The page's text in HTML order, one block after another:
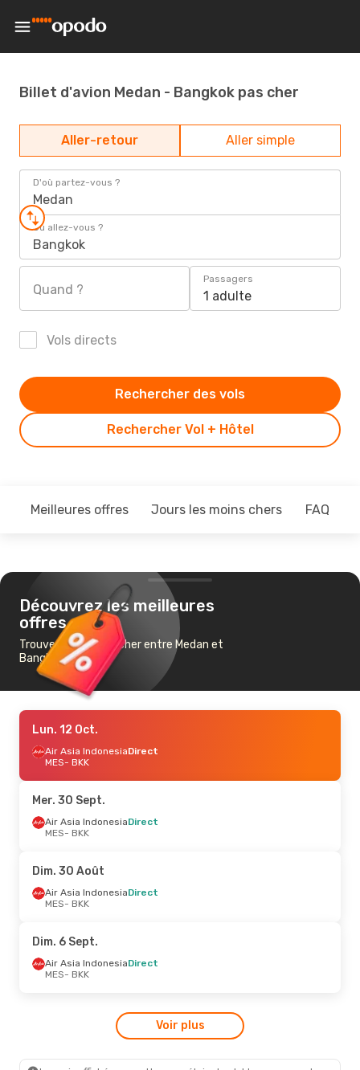
Billet d'avion Medan - Bangkok pas cher
Aller-retour Aller simple
D'où partez-vous ?
Medan
Où allez-vous ?
Bangkok
Quand ?
Passagers
1 adulte
Vols directs
Rechercher Vol + Hôtel
Rechercher des vols
Meilleures offres Jours les moins chers FAQ
Découvrez les meilleures
offres
Trouvez un vol pas cher entre Medan et
Bangkok
Lun. 12 Oct.
Air Asia IndonesiaDirect
MES- BKK
Mer. 30 Sept.
Air Asia IndonesiaDirect
MES- BKK
Dim. 30 Août
Air Asia IndonesiaDirect
MES- BKK
Dim. 6 Sept.
Air Asia IndonesiaDirect
MES- BKK
Voir plus